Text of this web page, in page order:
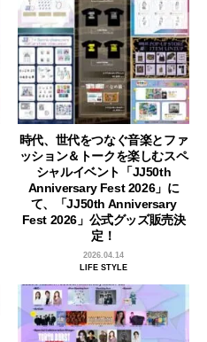
時代、世代をつなぐ音楽とファ
ッション＆トークを楽しむスペ
シャルイベント「JJ50th
Anniversary Fest 2026」に
て、「JJ50th Anniversary
Fest 2026」公式グッズ販売決
定！
2026.04.14
LIFE STYLE